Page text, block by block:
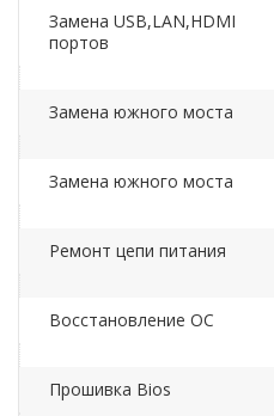
Замена USB,LAN,HDMI
портов
Замена южного моста
Замена южного моста
Ремонт цепи питания
Восстановление ОС
Прошивка Bios